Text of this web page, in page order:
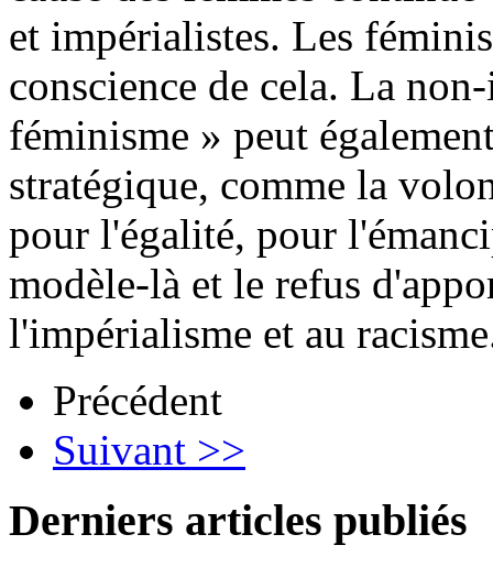
et impérialistes. Les
conscience de cela. La
féminisme » peut
stratégique, comme la
pour l'égalité, pour
modèle-là et le refus
l'impérialisme et au
Précédent
Suivant >>
Derniers articles publiés